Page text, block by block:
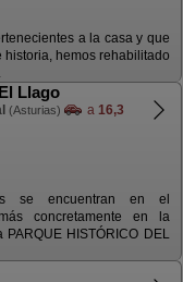
a la casa y que
hemos rehabilitado
Llago
(Asturias) a 16,3
se encuentran en el
concretamente en la
HISTÓRICO DEL